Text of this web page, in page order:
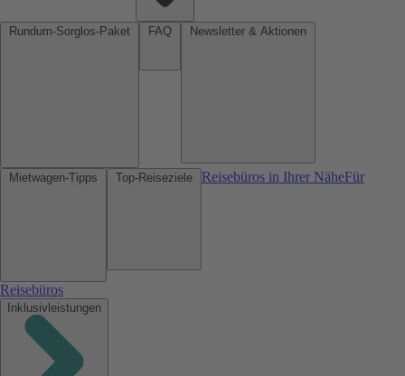
Reisebüros in Ihrer NäheFür
Reisebüros
Inklusivleistungen